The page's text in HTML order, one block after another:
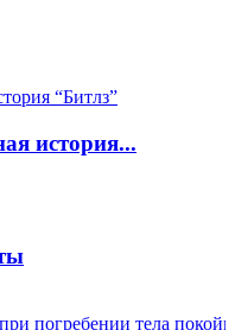
история...